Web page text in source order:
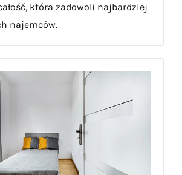
która zadowoli najbardziej
najemców.